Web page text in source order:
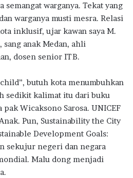
semangat warganya. Tekat yang
warganya musti mesra. Relasi
inklusif, ujar kawan saya M.
sang anak Medan, ahli
dosen senior ITB.
butuh kota menumbuhkan
sedikit kalimat itu dari buku
pak Wicaksono Sarosa. UNICEF
Pun, Sustainability the City
Development Goals:
sekujur negeri dan negara
Malu dong menjadi